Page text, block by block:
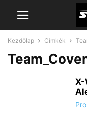
Kezdőlap Címkék
X-